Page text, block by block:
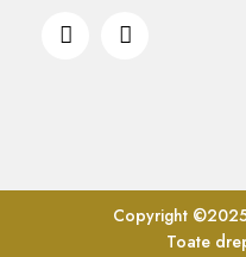
Copyright
Toate